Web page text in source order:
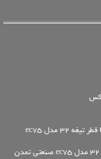
چرخ گوشت الکتروکار طرح امگا قطر تیغه 32 مدل ec75
چرخ گوشت الکتروکار طرح امگا قطر تیغه 32 مدل ec75 صنعتی تمدن